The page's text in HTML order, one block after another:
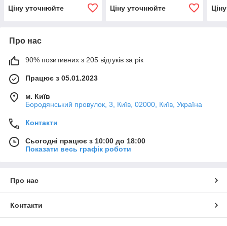
Ціну уточнюйте
Ціну уточнюйте
Про нас
90% позитивних з 205 відгуків за рік
Працює з 05.01.2023
м. Київ
Бородянський провулок, 3, Київ, 02000, Київ, Україна
Контакти
Сьогодні працює з 10:00 до 18:00
Показати весь графік роботи
Про нас
Контакти